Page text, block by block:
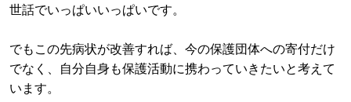
世話でいっぱいいっぱいです。
でもこの先病状が改善すれば、今の保護団体への寄付だけ
でなく、自分自身も保護活動に携わっていきたいと考えて
います。